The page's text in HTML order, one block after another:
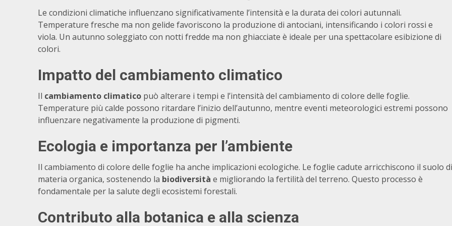
Le condizioni climatiche influenzano significativamente l’intensità e la durata dei colori autunnali.
Temperature fresche ma non gelide favoriscono la produzione di antociani, intensificando i colori rossi e
viola. Un autunno soleggiato con notti fredde ma non ghiacciate è ideale per una spettacolare esibizione di
colori.
Impatto del cambiamento climatico
Il cambiamento climatico può alterare i tempi e l’intensità del cambiamento di colore delle foglie.
Temperature più calde possono ritardare l’inizio dell’autunno, mentre eventi meteorologici estremi possono
influenzare negativamente la produzione di pigmenti.
Ecologia e importanza per l’ambiente
Il cambiamento di colore delle foglie ha anche implicazioni ecologiche. Le foglie cadute arricchiscono il suolo di
materia organica, sostenendo la biodiversità e migliorando la fertilità del terreno. Questo processo è
fondamentale per la salute degli ecosistemi forestali.
Contributo alla botanica e alla scienza